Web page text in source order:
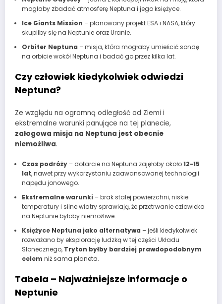
mogłaby zbadać atmosferę Neptuna i jego księżyce.
Ice Giants Mission – planowany projekt ESA i NASA, który
skupiłby się na Neptunie oraz Uranie.
Orbiter Neptuna – misja, która mogłaby umieścić sondę
na orbicie wokół Neptuna i badać go przez kilka lat.
Czy człowiek kiedykolwiek odwiedzi
Neptuna?
Ze względu na ogromną odległość od Ziemi i
ekstremalne warunki panujące na tej planecie,
załogowa misja na Neptuna jest obecnie
niemożliwa.
Czas podróży– dotarcie na Neptuna zajęłoby około12-15
lat, nawet przy wykorzystaniu zaawansowanej technologii
napędu jonowego.
Ekstremalne warunki – brak stałej powierzchni, niskie
temperatury i silne wiatry sprawiają, że przetrwanie człowieka
na Neptunie byłoby niemożliwe.
Księżyce Neptuna jako alternatywa – jeśli kiedykolwiek
rozważano by eksplorację ludzką w tej części Układu
Słonecznego, Tryton byłby bardziej prawdopodobnym
celem niż sama planeta.
Tabela – Najważniejsze informacje o
Neptunie